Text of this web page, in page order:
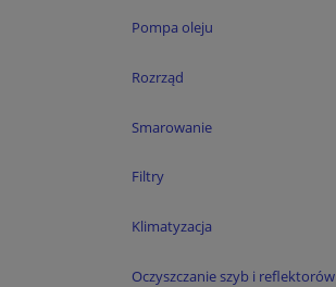
Pompa oleju
Rozrząd
Smarowanie
Filtry
Klimatyzacja
Oczyszczanie szyb i reflektorów